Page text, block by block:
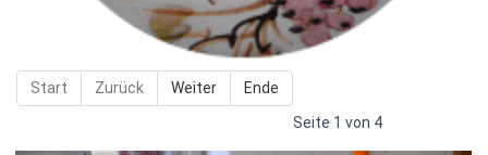
Start Zurück Weiter
Ende
Seite 1 von 4